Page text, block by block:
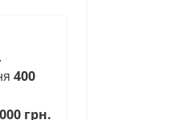
400
грн.